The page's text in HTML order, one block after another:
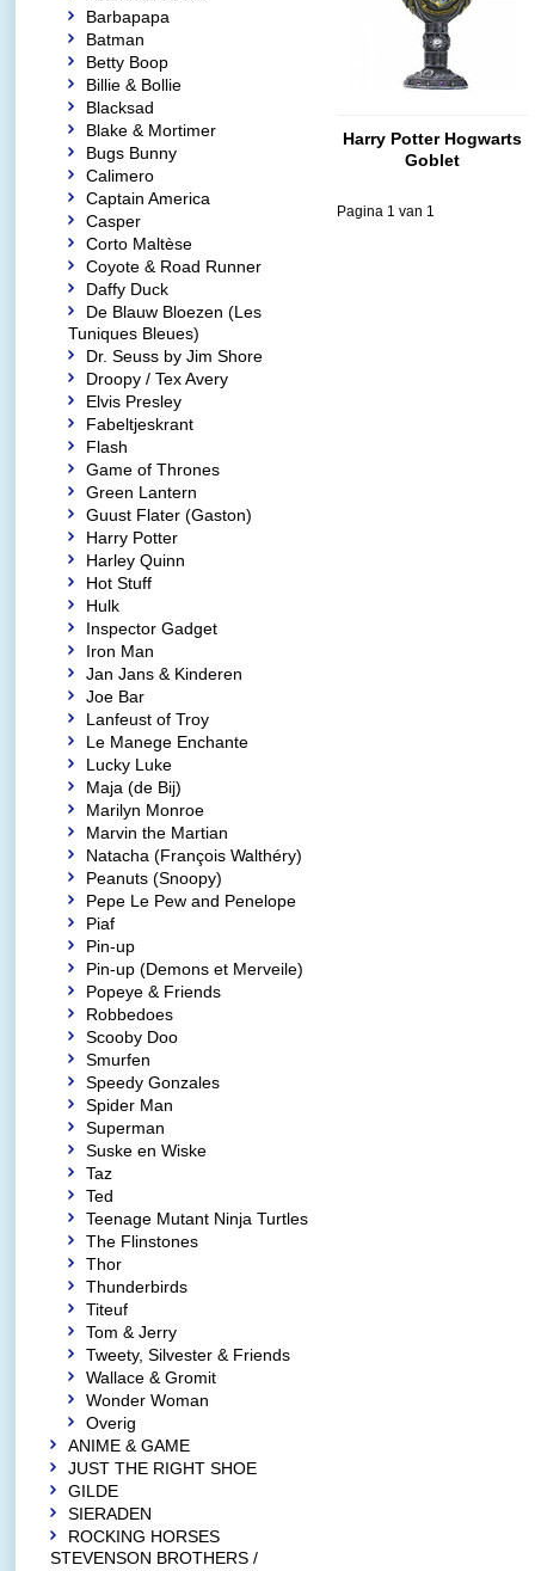
Harry Potter Hogwarts
Goblet
Pagina 1 van 1
Barbapapa
Batman
Betty Boop
Billie & Bollie
Blacksad
Blake & Mortimer
Bugs Bunny
Calimero
Captain America
Casper
Corto Maltèse
Coyote & Road Runner
Daffy Duck
De Blauw Bloezen (Les
Tuniques Bleues)
Dr. Seuss by Jim Shore
Droopy / Tex Avery
Elvis Presley
Fabeltjeskrant
Flash
Game of Thrones
Green Lantern
Guust Flater (Gaston)
Harry Potter
Harley Quinn
Hot Stuff
Hulk
Inspector Gadget
Iron Man
Jan Jans & Kinderen
Joe Bar
Lanfeust of Troy
Le Manege Enchante
Lucky Luke
Maja (de Bij)
Marilyn Monroe
Marvin the Martian
Natacha (François Walthéry)
Peanuts (Snoopy)
Pepe Le Pew and Penelope
Piaf
Pin-up
Pin-up (Demons et Merveile)
Popeye & Friends
Robbedoes
Scooby Doo
Smurfen
Speedy Gonzales
Spider Man
Superman
Suske en Wiske
Taz
Ted
Teenage Mutant Ninja Turtles
The Flinstones
Thor
Thunderbirds
Titeuf
Tom & Jerry
Tweety, Silvester & Friends
Wallace & Gromit
Wonder Woman
Overig
ANIME & GAME
JUST THE RIGHT SHOE
GILDE
SIERADEN
ROCKING HORSES
STEVENSON BROTHERS /